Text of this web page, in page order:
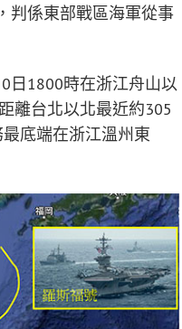
判係東部戰區海軍從事
日1800時在浙江舟山以
離台北以北最近約305
底端在浙江溫州東